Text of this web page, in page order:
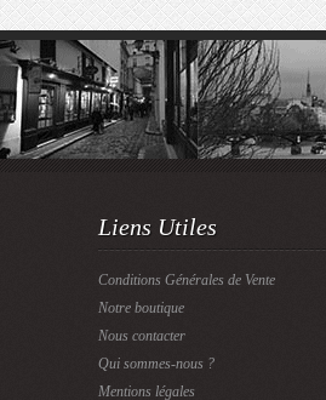
Liens Utiles
Conditions Générales de Vente
Notre boutique
Nous contacter
Qui sommes-nous ?
Mentions légales